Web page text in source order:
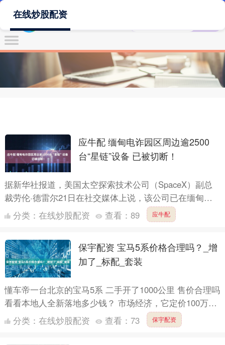
在线炒股配资
应牛配 缅甸电诈园区周边逾2500
台“星链”设备 已被切断！
据新华社报道，美国太空探索技术公司（SpaceX）副总
裁劳伦·德雷尔21日在社交媒体上说，该公司已在缅甸电
诈园区周边识别出超过2500台“星链”设备，并使其不能....
分类： 在线炒股配资 查看： 89 应牛配
保宇配资 宝马5系价格合理吗？_增
加了_标配_套装
懂车帝一台北京的宝马5系 二手开了1000公里 售价合理吗
看看本地人全新落地多少钱？ 市场经济，它定价100万都
可以，只要有人买。 存在即合理。 上海和平饭店....
分类： 在线炒股配资 查看： 73 保宇配资